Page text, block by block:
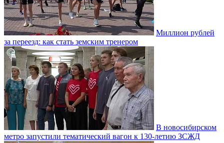
Миллион рублей
за переезд: как стать земским тренером
В новосибирском
метро запустили тематический вагон к 130-летию ЗСЖД